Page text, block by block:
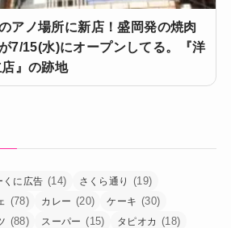
アノ場所に新店！盛岡発の焼肉
7/15(水)にオープンしてる。『洋
』の跡地
くに広告 (14) さくら通り (19)
(78) カレー (20) ケーキ (30)
(88) スーパー (15) タピオカ (18)